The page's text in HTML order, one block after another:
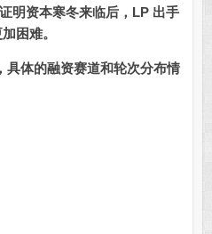
明资本寒冬来临后，LP 出手
困难。
具体的融资赛道和轮次分布情